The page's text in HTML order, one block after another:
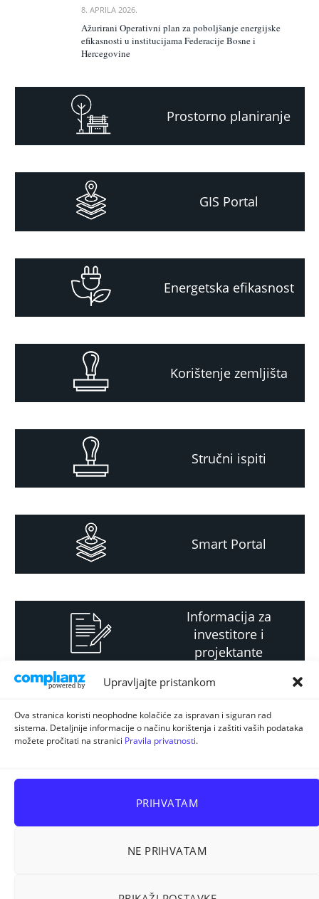
Upravljajte pristankom
Ova stranica koristi neophodne kolačiće za ispravan i siguran rad
sistema. Detaljnije informacije o načinu korištenja i zaštiti vaših podataka
možete pročitati na stranici Pravila privatnosti.
PRIHVATAM
NE PRIHVATAM
8. APRILA 2026.
Ažurirani Operativni plan za poboljšanje energijske
efikasnosti u institucijama Federacije Bosne i
Hercegovine
Prostorno planiranje
GIS Portal
Energetska efikasnost
Korištenje zemljišta
Stručni ispiti
Smart Portal
Informacija za
investitore i
projektante
Strateški i planski
dokument